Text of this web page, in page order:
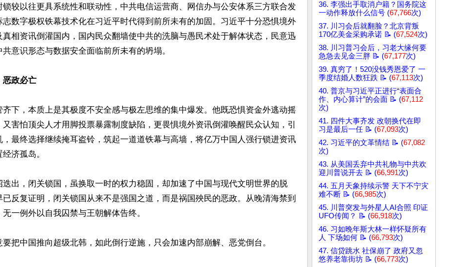
锁较以往更具系统性和联动性，中共电信运营商、网信办与公安体系三方联合发
志数字极权铁幕技术化在习近平时代得到前所未有的加固。习近平十分恐惧境外
真相资讯倒灌国内，国内民众翻墙使中共的洗脑与愚民术处于解体状态，民意迅
意识形态与数据安全面临前所未有的坍塌。
恶政必亡
齐下，本质上是其极度不安全感与极左思维的集中爆发。他既恐惧资金外逃动摇
又害怕顶尖人才用脚投票暴露制度缺陷，更畏惧境外资讯倒灌唤醒民众认知，引
，最终选择继续掩耳盗铃，筑起一道道铁幕与高墙，将亿万中国人强行锁进资讯
济孤岛。
迭出，闭关锁国，虽换取一时的权力稳固，却加速了中国与现代文明世界的脱
已反复证明，闭关锁国从来不是强国之道，而是祸国殃民的恶政。从晚清海禁到
一例外以自我囚禁与王朝解体告终。
要把中国推向超级北韩，如此倒行逆施，只会加速内部崩解、恶党倒台。
36. 李强出手取消户籍？国务院这
一动作释放什么信号 (67,766次)
37. 川习会后就翻脸？北京背叛
170亿美金采购承诺 📝 (67,524次)
38. 川习普习会后，习老大缘何要
急急去见金三胖 📝 (67,177次)
39. 真穷了！520没钱秀恩爱了 一
季度结婚人数狂跌 📝 (67,113次)
40. 普京与习近平正进行“表面合
作、内心算计”的会面 📝 (67,112
次)
41. 四件大事齐发 改朝换代在即
习是最后一任 📝 (67,093次)
42. 习近平的文革情结 📝 (67,082
次)
43. 从美国丢弃中共礼物与中共欢
迎川普说开去 📝 (66,991次)
44. 五月天象持续示警 天下不宁灾
难不断 📝 (66,985次)
45. 川普突发与外星人AI合照 印证
UFO传闻？ 📝 (66,918次)
46. 习如晚年斯大林一样怀疑所有
人 下场如何 📝 (66,793次)
47. 信贷跳水 社保崩了 政府又忽
悠养老靠街坊 📝 (66,773次)